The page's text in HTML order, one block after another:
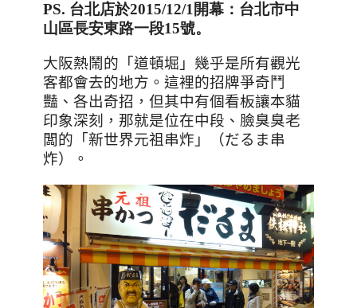
PS. 台北店於2015/12/1開幕：台北市中
山區長安東路一段15號。
大阪熱鬧的 「 道頓堀 」 幾乎是所有觀光
客都會去的地方 。這裡的招牌爭奇鬥
豔、各出奇招，但其中有個看板讓本貓
印象深刻，那就是位在中段、臉臭臭老
闆的「新世界元祖串炸」（だるま串
炸）。